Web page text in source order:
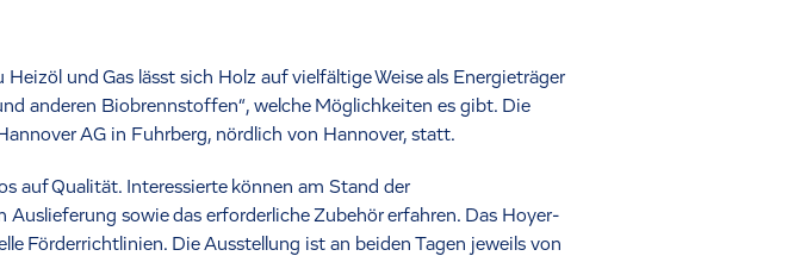
und Gas lässt sich Holz auf vielfältige Weise als Energieträger
anderen Biobrennstoffen“, welche Möglichkeiten es gibt. Die
AG in Fuhrberg, nördlich von Hannover, statt.
auf Qualität. Interessierte können am Stand der
sowie das erforderliche Zubehör erfahren. Das Hoyer-
Förderrichtlinien. Die Ausstellung ist an beiden Tagen jeweils von